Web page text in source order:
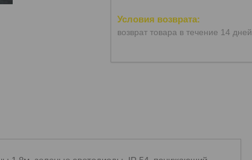
возврат товара в течение 14 дней